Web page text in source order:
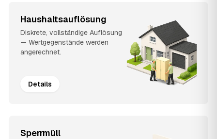
Haushaltsauflösung
Diskrete, vollständige Auflösung
— Wertgegenstände werden
angerechnet.
Details
Sperrmüll